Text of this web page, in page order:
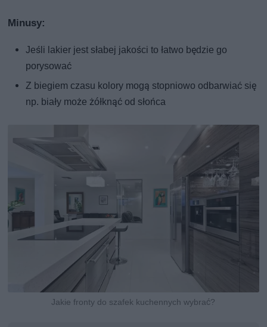
Minusy:
Jeśli lakier jest słabej jakości to łatwo będzie go
porysować
Z biegiem czasu kolory mogą stopniowo odbarwiać się
np. biały może żółknąć od słońca
Jakie fronty do szafek kuchennych wybrać?